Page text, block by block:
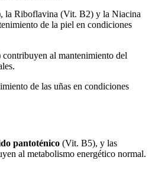
la Riboflavina (Vit. B2) y la Niacina
de la piel en condiciones
al mantenimiento del
de las uñas en condiciones
pantoténico (Vit. B5), y las
al metabolismo energético normal.